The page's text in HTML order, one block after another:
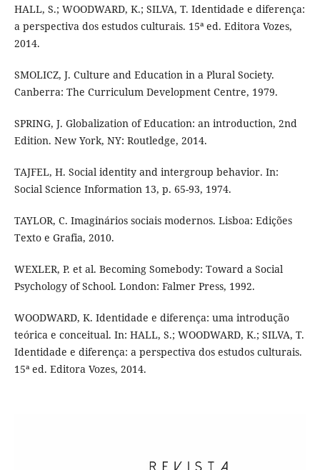
HALL, S.; WOODWARD, K.; SILVA, T. Identidade e diferença:
a perspectiva dos estudos culturais. 15ª ed. Editora Vozes,
2014.
SMOLICZ, J. Culture and Education in a Plural Society.
Canberra: The Curriculum Development Centre, 1979.
SPRING, J. Globalization of Education: an introduction, 2nd
Edition. New York, NY: Routledge, 2014.
TAJFEL, H. Social identity and intergroup behavior. In:
Social Science Information 13, p. 65-93, 1974.
TAYLOR, C. Imaginários sociais modernos. Lisboa: Edições
Texto e Grafia, 2010.
WEXLER, P. et al. Becoming Somebody: Toward a Social
Psychology of School. London: Falmer Press, 1992.
WOODWARD, K. Identidade e diferença: uma introdução
teórica e conceitual. In: HALL, S.; WOODWARD, K.; SILVA, T.
Identidade e diferença: a perspectiva dos estudos culturais.
15ª ed. Editora Vozes, 2014.